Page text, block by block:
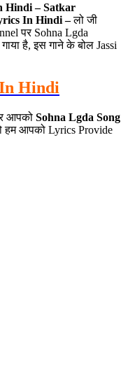
Hindi – Satkar
In Hindi –लो जी
पर Sohna Lgda
है, इस गाने के बोल Jassi
Hindi
आपको Sohna Lgda Song
आपको Lyrics Provide